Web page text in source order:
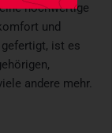
hochwertige
und
ist es
andere mehr.